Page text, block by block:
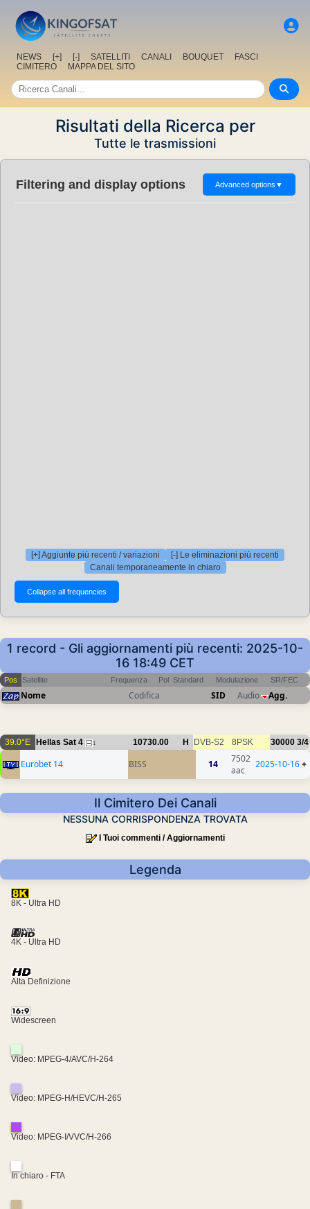
NEWS [+] [-] SATELLITI CANALI BOUQUET
FASCI
CIMITERO
MAPPA DEL SITO
Risultati della Ricerca per
Tutte le trasmissioni
Filtering and display options Advanced options ▼
[+] Aggiunte più recenti / variazioni
[-] Le eliminazioni più recenti
Canali temporaneamente in chiaro
1 record - Gli aggiornamenti più recenti: 2025-10-
16 18:49 CET
Pos Satellite Frequenza Pol Standard Modulazione SR/FEC
Nome Codifica SID Audio Agg.
39.0°E Hellas Sat 4 1 10730.00 H DVB-S2 8PSK 30000 3/4
Eurobet 14 BISS 14
7502
aac
2025-10-16+
Il Cimitero Dei Canali
NESSUNA CORRISPONDENZA TROVATA
I Tuoi commenti / Aggiornamenti
Legenda
8K - Ultra HD
4K - Ultra HD
Alta Definizione
Widescreen
Video: MPEG-4/AVC/H-264
Video: MPEG-H/HEVC/H-265
Video: MPEG-I/VVC/H-266
In chiaro - FTA